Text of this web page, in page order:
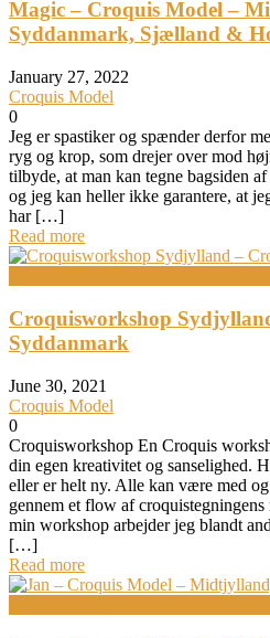
Magic – Croquis Model –
Syddanmark, Sjælland &
January 27, 2022
Croquis Model
0
Jeg er spastiker og spænder derfor
ryg og krop, som drejer over mod
tilbyde, at man kan tegne bagsiden
og jeg kan heller ikke garantere, at
har […]
Read more
Croquisworkshop
Syddanmark
June 30, 2021
Croquis Model
0
Croquisworkshop En Croquis
din egen kreativitet og sanselighed.
eller er helt ny. Alle kan være med
gennem et flow af
min workshop arbejder jeg blandt
[…]
Read more